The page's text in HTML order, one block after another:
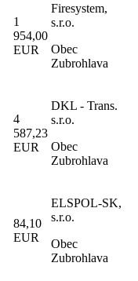
1
954,00
EUR
Firesystem,
s.r.o.
Obec
Zubrohlava
4
587,23
EUR
DKL - Trans.
s.r.o.
Obec
Zubrohlava
84,10
EUR
ELSPOL-SK,
s.r.o.
Obec
Zubrohlava